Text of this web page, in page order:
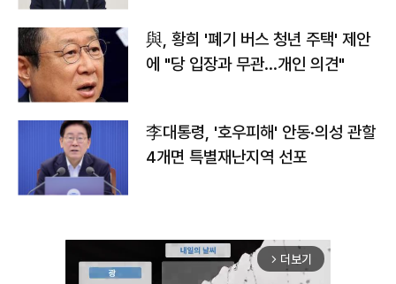
與, 황희 '폐기 버스 청년 주택' 제안
에 "당 입장과 무관…개인 의견"
李대통령, '호우피해' 안동·의성 관할
4개면 특별재난지역 선포
arrow_forward_ios 더보기